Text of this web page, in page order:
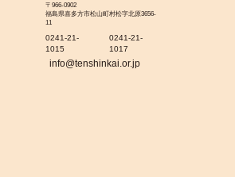
〒966-0902
福島県喜多方市松山町村松字北原3656-
11
0241-21-
1015
0241-21-
1017
info@tenshinkai.or.jp